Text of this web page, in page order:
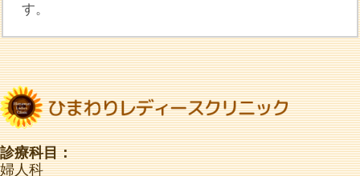
す。
診療科目：
婦人科